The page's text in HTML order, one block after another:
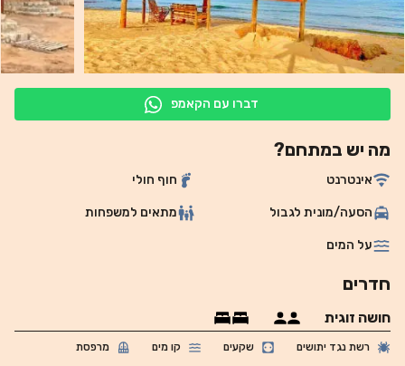
דברו עם הקאמפ
מה יש במתחם?
אינטרנט חוף חולי
הסעה/מונית לגבול מתאים למשפחות
על המים
חדרים
חושה זוגית
רשת נגד יתושים שקעים קו מים מרפסת